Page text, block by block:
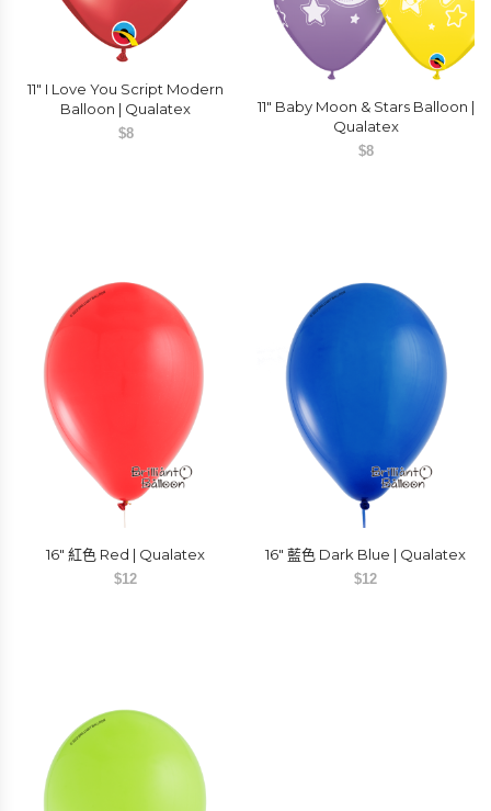
11″ I Love You Script Modern
Balloon | Qualatex
$8
11″ Baby Moon & Stars Balloon |
Qualatex
$8
16″ 紅色 Red | Qualatex
$12
16″ 藍色 Dark Blue | Qualatex
$12